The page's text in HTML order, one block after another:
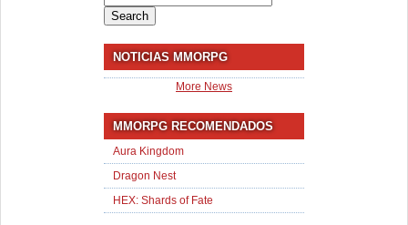
for:
NOTICIAS MMORPG
More News
MMORPG RECOMENDADOS
Aura Kingdom
Dragon Nest
HEX: Shards of Fate